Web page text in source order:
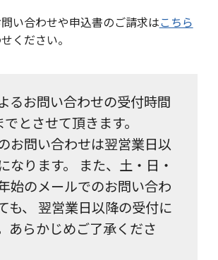
い合わせや申込書のご請求はこちら
ください。
るお問い合わせの受付時間
とさせて頂きます。
お問い合わせは翌営業日以
なります。 また、土・日・
始のメールでのお問い合わ
も、 翌営業日以降の受付に
あらかじめご了承くださ